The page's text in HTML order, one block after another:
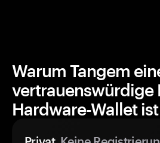
Warum Tangem
vertrauenswürdige
Hardware-Wallet ist